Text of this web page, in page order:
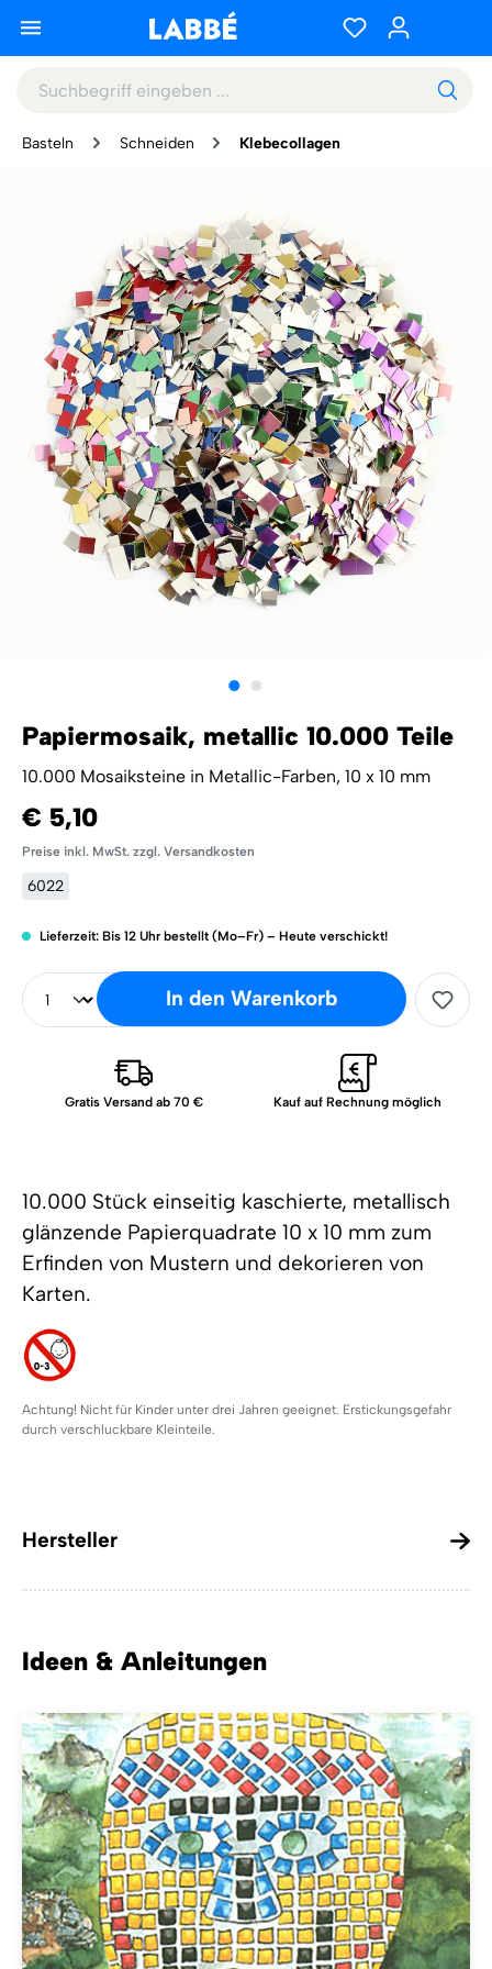
Basteln Schneiden Klebecollagen
10.000 Stück einseitig kaschierte, metallisch
glänzende Papierquadrate 10 x 10 mm zum
Erfinden von Mustern und dekorieren von
Karten.
Achtung! Nicht für Kinder unter drei Jahren geeignet. Erstickungsgefahr
durch verschluckbare Kleinteile.
Hersteller
Ideen & Anleitungen
Papiermosaik, metallic 10.000 Teile
10.000 Mosaiksteine in Metallic-Farben, 10 x 10 mm
€ 5,10
Preise inkl. MwSt. zzgl. Versandkosten
6022
Lieferzeit: Bis 12 Uhr bestellt (Mo–Fr) – Heute verschickt!
In den Warenkorb
Gratis Versand ab 70 € Kauf auf Rechnung möglich